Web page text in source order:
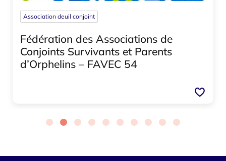
Association deuil conjoint
Fédération des Associations de
Conjoints Survivants et Parents
d’Orphelins – FAVEC 54